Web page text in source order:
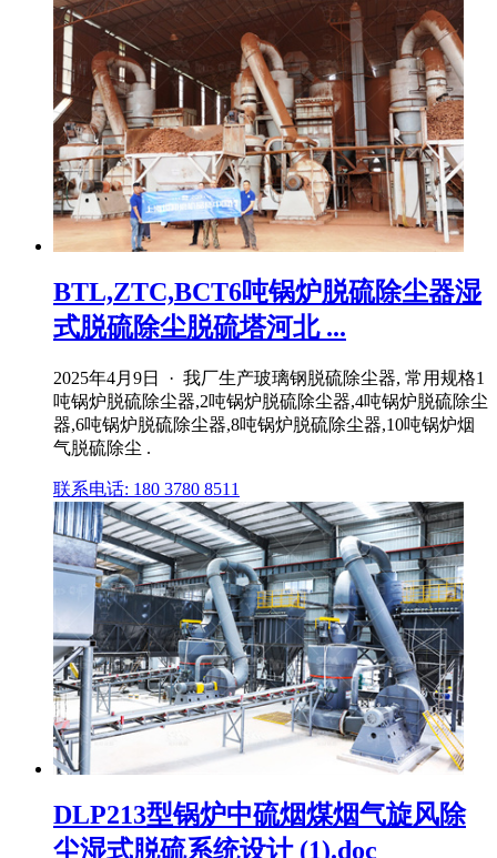
BTL,ZTC,BCT6吨锅炉脱硫除尘器湿
式脱硫除尘脱硫塔河北 ...
2025年4月9日 · 我厂生产玻璃钢脱硫除尘器, 常用规格1
吨锅炉脱硫除尘器,2吨锅炉脱硫除尘器,4吨锅炉脱硫除尘
器,6吨锅炉脱硫除尘器,8吨锅炉脱硫除尘器,10吨锅炉烟
气脱硫除尘 .
联系电话: 180 3780 8511
DLP213型锅炉中硫烟煤烟气旋风除
尘湿式脱硫系统设计 (1).doc